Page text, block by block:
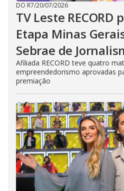
DO R7/20/07/2026
TV Leste RECORD
Etapa Minas
Sebrae de
Afiliada RECORD teve quatro
empreendedorismo aprovadas
premiação